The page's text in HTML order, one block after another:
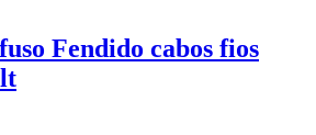
Fendido cabos fios